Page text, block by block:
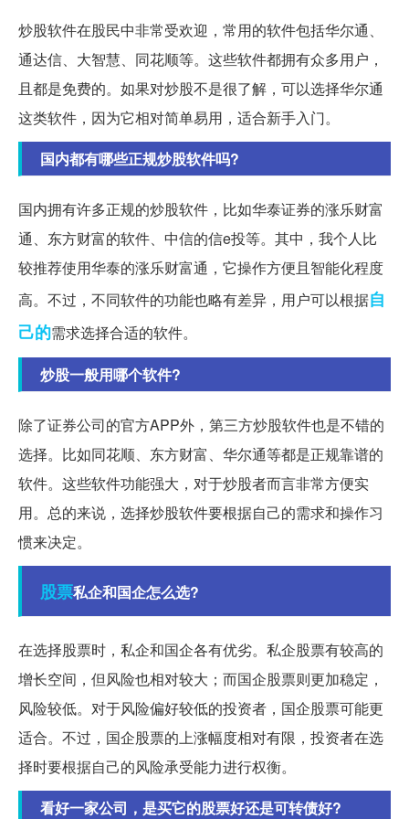
炒股软件在股民中非常受欢迎，常用的软件包括华尔通、
通达信、大智慧、同花顺等。这些软件都拥有众多用户，
且都是免费的。如果对炒股不是很了解，可以选择华尔通
这类软件，因为它相对简单易用，适合新手入门。
国内都有哪些正规炒股软件吗?
国内拥有许多正规的炒股软件，比如华泰证券的涨乐财富
通、东方财富的软件、中信的信e投等。其中，我个人比
较推荐使用华泰的涨乐财富通，它操作方便且智能化程度
高。不过，不同软件的功能也略有差异，用户可以根据自
己的需求选择合适的软件。
炒股一般用哪个软件?
除了证券公司的官方APP外，第三方炒股软件也是不错的
选择。比如同花顺、东方财富、华尔通等都是正规靠谱的
软件。这些软件功能强大，对于炒股者而言非常方便实
用。总的来说，选择炒股软件要根据自己的需求和操作习
惯来决定。
股票私企和国企怎么选?
在选择股票时，私企和国企各有优劣。私企股票有较高的
增长空间，但风险也相对较大；而国企股票则更加稳定，
风险较低。对于风险偏好较低的投资者，国企股票可能更
适合。不过，国企股票的上涨幅度相对有限，投资者在选
择时要根据自己的风险承受能力进行权衡。
看好一家公司，是买它的股票好还是可转债好?